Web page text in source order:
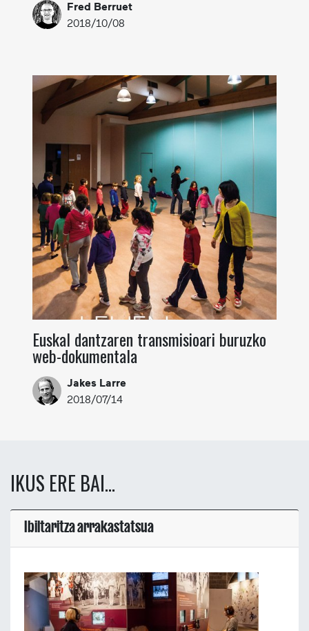
Fred Berruet
2018/10/08
Euskal dantzaren transmisioari buruzko
web-dokumentala
Jakes Larre
2018/07/14
IKUS ERE BAI...
Ibiltaritza arrakastatsua